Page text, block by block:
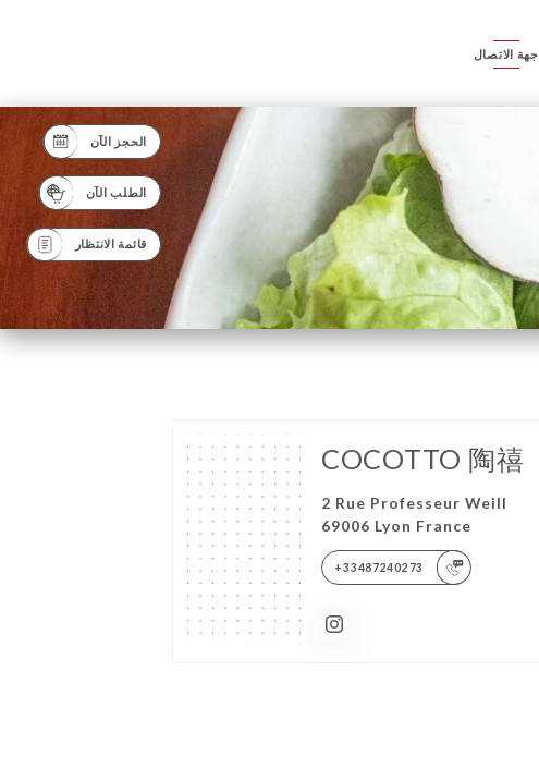
جهة الاتصال
الحجز الآن
الطلب الآن
قائمة الانتظار
COCOTTO 陶禧
2 Rue Professeur Weill
69006 Lyon France
+33487240273